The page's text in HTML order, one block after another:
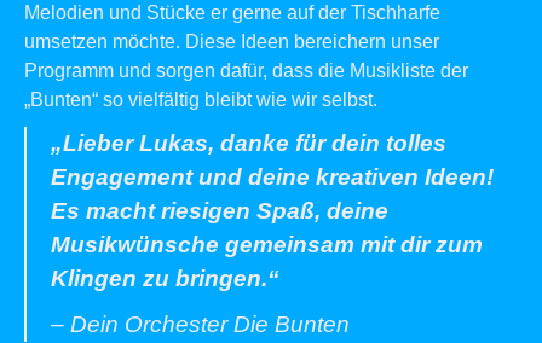
Melodien und Stücke er gerne auf der Tischharfe
umsetzen möchte. Diese Ideen bereichern unser
Programm und sorgen dafür, dass die Musikliste der
„Bunten“ so vielfältig bleibt wie wir selbst.
„Lieber Lukas, danke für dein tolles
Engagement und deine kreativen Ideen!
Es macht riesigen Spaß, deine
Musikwünsche gemeinsam mit dir zum
Klingen zu bringen.“
– Dein Orchester Die Bunten